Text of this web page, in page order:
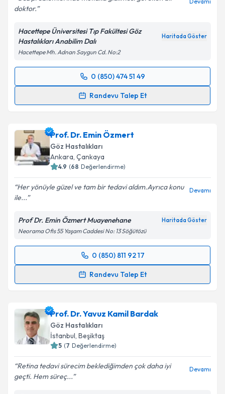
Metni'ni okudum ve kişisel verilerimin belirtilen
kapsamda işlenmesini kabul ediyorum.
Takvim Talebini Gönder
doktor.
Hacettepe Üniversitesi Tıp Fakültesi Göz
Hastalıkları Anabilim Dalı
Haritada Göster
Hacettepe Mh. Adnan Saygun Cd. No:2
0 (850) 474 51 49
Randevu Talep Et
Randevu Takvimi Talebi
takvim hazırlandığında e-posta ile bilgilendireceğiz.
E-posta Adresiniz
Metni'ni okudum ve kişisel verilerimin belirtilen
kapsamda işlenmesini kabul ediyorum.
Takvim Talebini Gönder
Prof. Dr. Emin Özmert
Göz Hastalıkları
Ankara, Çankaya
4.9 (68 Değerlendirme)
Her yönüyle güzel ve tam bir tedavi aldım.Ayrıca konu
ile...
Devamı
Prof Dr. Emin Özmert Muayenehane Haritada Göster
Neorama Ofis 55 Yaşam Caddesi No: 13 Söğütözü
0 (850) 811 92 17
Randevu Talep Et
Randevu Takvimi Talebi
takvim hazırlandığında e-posta ile bilgilendireceğiz.
E-posta Adresiniz
Kişisel verilerimin işlenmesine ilişkin
Prof. Dr. Yavuz Kamil Bardak
Göz Hastalıkları
İstanbul, Beşiktaş
5 (7 Değerlendirme)
Retina tedavi sürecim beklediğimden çok daha iyi
geçti. Hem süreç...
Devamı